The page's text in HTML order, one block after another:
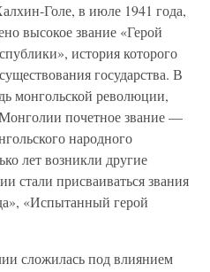
Голе, в июле 1941 года,
высокое звание «Герой
история которого
государства. В
монгольской революции,
почетное звание —
народного
лет возникли другие
стали присваиваться звания
«Испытанный герой
сложилась под влиянием